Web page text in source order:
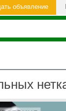
объявление